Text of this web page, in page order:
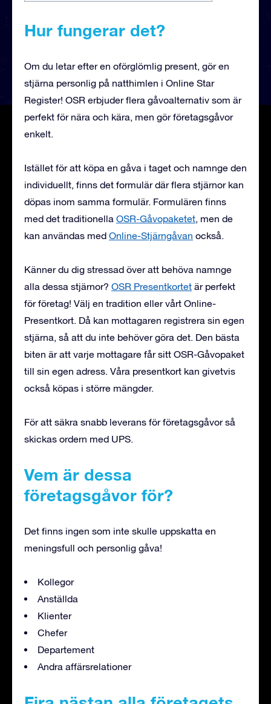
Hur fungerar det?
Om du letar efter en oförglömlig present, gör en
stjärna personlig på natthimlen i Online Star
Register! OSR erbjuder flera gåvoalternativ som är
perfekt för nära och kära, men gör företagsgåvor
enkelt.
Istället för att köpa en gåva i taget och namnge den
individuellt, finns det formulär där flera stjärnor kan
döpas inom samma formulär. Formulären finns
med det traditionella OSR-Gåvopaketet, men de
kan användas med Online-Stjärngåvan också.
Känner du dig stressad över att behöva namnge
alla dessa stjärnor? OSR Presentkortet är perfekt
för företag! Välj en tradition eller vårt Online-
Presentkort. Då kan mottagaren registrera sin egen
stjärna, så att du inte behöver göra det. Den bästa
biten är att varje mottagare får sitt OSR-Gåvopaket
till sin egen adress. Våra presentkort kan givetvis
också köpas i större mängder.
För att säkra snabb leverans för företagsgåvor så
skickas ordern med UPS.
Vem är dessa
företagsgåvor för?
Det finns ingen som inte skulle uppskatta en
meningsfull och personlig gåva!
Kollegor
Anställda
Klienter
Chefer
Departement
Andra affärsrelationer